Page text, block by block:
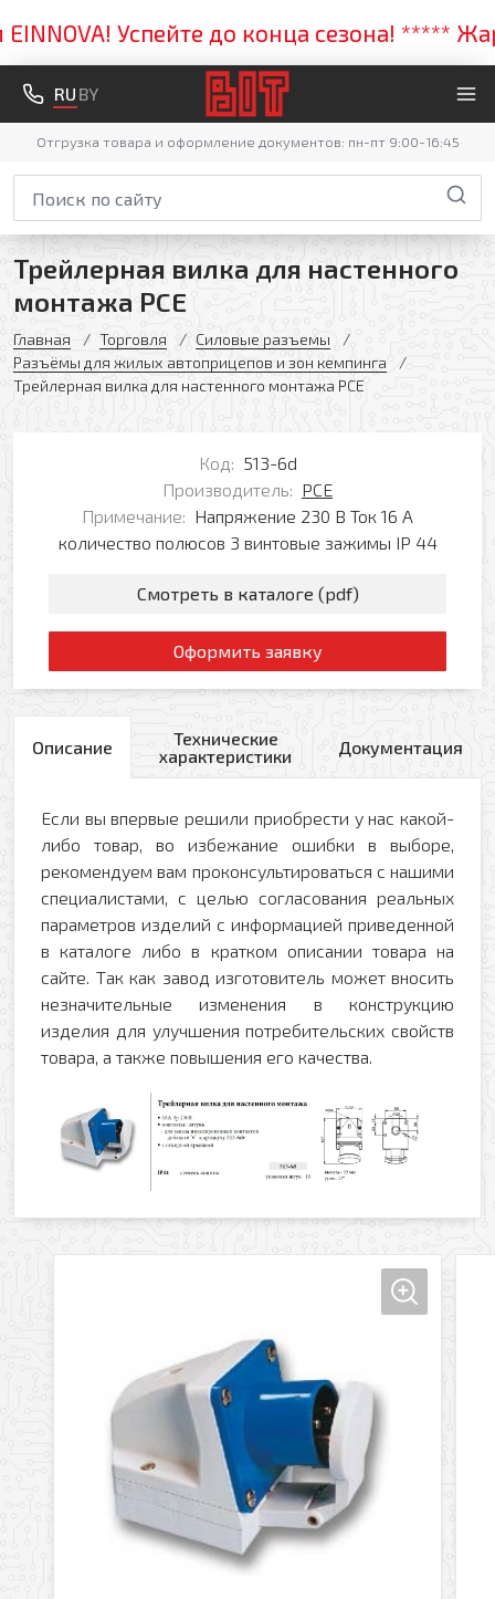
Успейте до конца сезона! *****
RU BY
Отгрузка товара и оформление документов: пн-пт 9:00-16:45
Трейлерная вилка для настенного
монтажа PCE
Главная Торговля
Силовые разъемы
Разъёмы для жилых автоприцепов и зон кемпинга
Трейлерная вилка для настенного монтажа PCE
Код: 513-6d
Производитель: PCE
Примечание: Напряжение 230 В Ток 16 А
количество полюсов 3 винтовые зажимы IP 44
Смотреть в каталоге (pdf)
Оформить заявку
Описание
Технические
характеристики
Документация
Если вы впервые решили приобрести у нас какой-
либо товар, во избежание ошибки в выборе,
рекомендуем вам проконсультироваться с нашими
специалистами, с целью согласования реальных
параметров изделий с информацией приведенной
в каталоге либо в кратком описании товара на
сайте. Так как завод изготовитель может вносить
незначительные изменения в конструкцию
изделия для улучшения потребительских свойств
товара, а также повышения его качества.